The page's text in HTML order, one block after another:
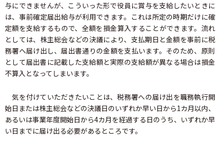
与にできませんが、こういった形で役員に賞与を支給したいときに
は、事前確定届出給与が利用できます。これは所定の時期だけに確
定額を支給するもので、全額を損金算入することができます。流れ
としては、株主総会などの決議により、支払期日と金額を事前に税
務署へ届け出し、届出書通りの金額を支払います。そのため、原則
として届出書に記載した支給額と実際の支給額が異なる場合は損金
不算入となってしまいます。
気を付けていただきたいことは、税務署への届け出を職務執行開
始日または株主総会などの決議日のいずれか早い日から1カ月以内、
あるいは事業年度開始日から4カ月を経過する日のうち、いずれか早
い日までに届け出る必要があるところです。